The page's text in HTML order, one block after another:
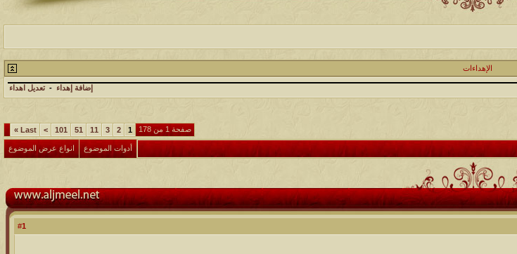
الإهداءات
إضافة إهداء - تعديل اهداء
صفحة 1 من 178 1
2
3
11
51
101
>
Last
»
أدوات الموضوع انواع عرض الموضوع
1